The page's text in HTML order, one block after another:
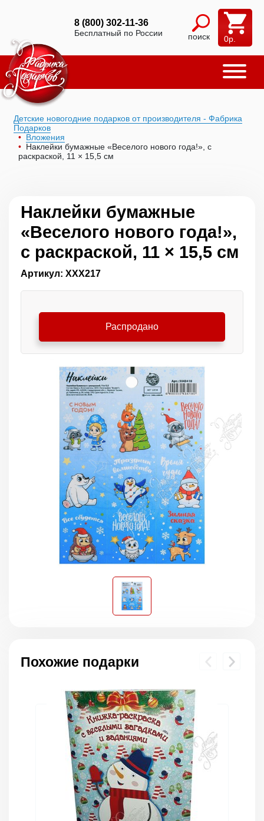
8 (800) 302-11-36
Бесплатный по России поиск 0р.
Детские новогодние подарков от производителя - Фабрика
Подарков
Вложения
Наклейки бумажные «Веселого нового года!», c
раскраской, 11 × 15,5 см
Наклейки бумажные
«Веселого нового года!»,
c раскраской, 11 × 15,5 см
Артикул: ХХХ217
Распродано
Похожие подарки